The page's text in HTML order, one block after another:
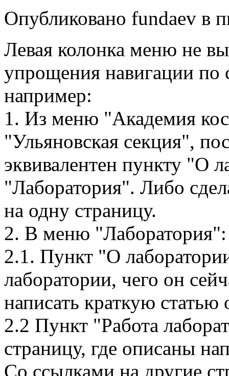
Опубликовано fundaev в
Левая колонка меню не
упрощения навигации по
например:
1. Из меню "Академия
"Ульяновская секция",
эквивалентен пункту "О
"Лаборатория". Либо
на одну страницу.
2. В меню "Лаборатория":
2.1. Пункт "О
лаборатории, чего он
написать краткую статью
2.2 Пункт "Работа
страницу, где описаны
Со ссылками на другие